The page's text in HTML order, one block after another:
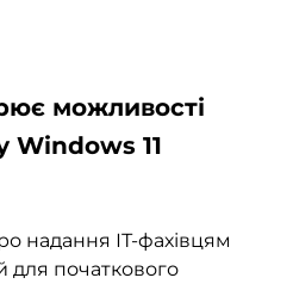
можливості
Windows 11
надання ІТ-фахівцям
для початкового